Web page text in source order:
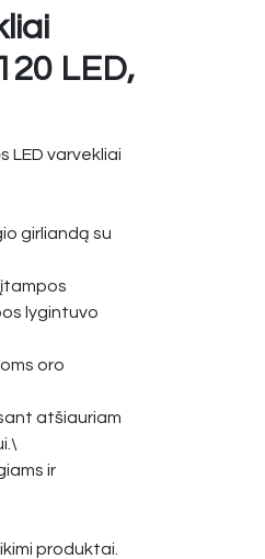
LED,
LED varvekliai
girliandą su
lygintuvo
oro
atšiauriam
ir
produktai.